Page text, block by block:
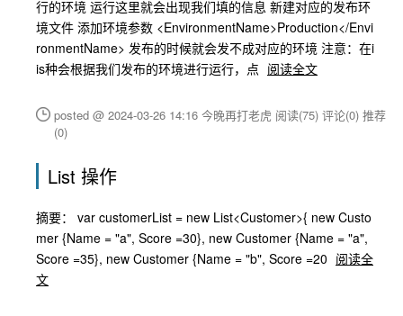
行的环境 运行这里就会出现我们填的信息 新建对应的发布环
境文件 添加环境参数 <EnvironmentName>Production</Envi
ronmentName> 发布的时候就会发不成对应的环境 注意：在i
is种会根据我们发布的环境进行运行，点 阅读全文
posted @ 2024-03-26 14:16 今晚再打老虎 阅读(75) 评论(0) 推荐
(0)
List 操作
摘要： var customerList = new List<Customer>{ new Custo
mer {Name = "a", Score =30}, new Customer {Name = "a",
Score =35}, new Customer {Name = "b", Score =20 阅读全
文